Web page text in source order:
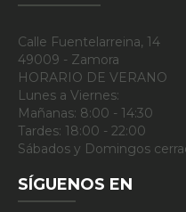
Calle Fuentelarreina, 14
49009 - Zamora
HORARIO DE VERANO
Lunes a Viernes:
Mañanas: 8:00 - 14:30
Tardes: 18:00 - 22:00
Sábados y Domingos
SÍGUENOS EN